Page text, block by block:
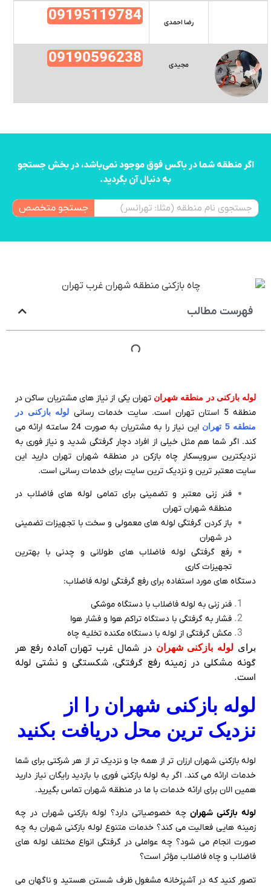
رضا احمدی 09195119784
مجیدی 09190596238
اگر منطقه شما در باکس فوق موجود نمی‌باشد، در بخش جستجو
به دنبال آن بگردید.
جستجو متخصص
فهرست مطالب
لوله بازکنی در منطقه شهران تهران یکی از نیاز های مشتریان ساکن در
منطقه 5 استان تهران است. سایت خدمات رسانی
لوله بازکنی در
منطقه 5 تهران
این نیاز را به مشتریان به صورت 24 ساعته ارائه می
کند. اگر شما هم مثل خیلی از افراد دچار گرفتگی شدید و نیاز فوری به
نزدیکترین سرویسکار چاه بازکن در منطقه شهران تهران دارید این
سایت معتبر ترین و نزدیک ترین سایت برای خدمات رسانی است.
فنر زنی معتبر و تضمینی برای تمامی لوله های فاضلاب در
منطقه شهران تهران
باز کردن گرفتگی لوله های معمولی و سخت با تجهیزات تضمینی
در شهران
رفع گرفتگی لوله فاضلاب های طولانی و چدنی با بهترین
تجهیزات کاری
دستگاه های مورد استفاده برای رفع گرفتگی لوله فاضلاب:
فنر زنی به لوله فاضلاب با دستگاه موشکی
فشار به گرفتگی با دستگاه تراکم هوا و فشار هوا
مکش گرفتگی از لوله با دستگاه مکنده تخلیه چاه
برای لوله بازکنی شهران در شمال غرب تهران آماده رفع هر
گونه مشکلی در زمینه رفع گرفتگی، شکستگی و نشتی لوله
است.
لوله بازکنی شهران را از
نزدیک ترین محل دریافت بکنید
لوله بازکنی شهران ارزان تر از همه جا و نزدیک تر از هر شرکتی برای شما
خدمات ارائه می کند. اگر به لوله بازکنی فوری با بازدید رایگان نیاز دارید
همین الان برای ارائه خدمات با ما در منطقه شهران تماس بگیرید.
لوله بازکنی شهرانچه خصوصیاتی دارد؟ لوله بازکنی شهران در چه
زمینه هایی فعالیت می کند؟ خدمات متنوع لوله بازکنی شهران به چه
صورت انجام می شود؟ چه عواملی در گرفتگی انواع مختلف لوله های
فاضلاب و چاه فاضلاب مؤثر است؟
تصور کنید که در آشپزخانه مشغول ظرف شستن هستید و ناگهان می